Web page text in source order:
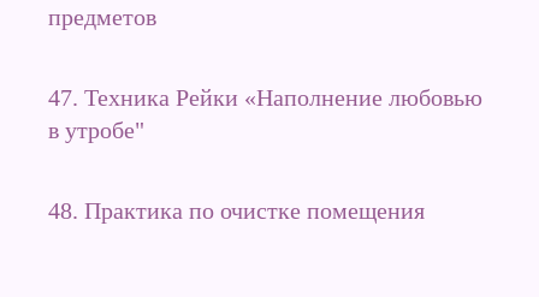
предметов
47. Техника Рейки «Наполнение любовью
в утробе"
48. Практика по очистке помещения